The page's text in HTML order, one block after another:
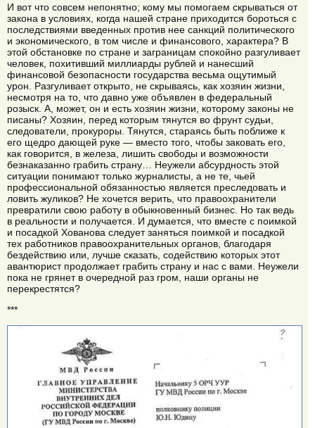
И вот что совсем непонятно; кому мы помогаем скрываться от
закона в условиях, когда нашей стране приходится бороться с
последствиями введенных против нее санкций политического
и экономического, в том числе и финансового, характера? В
этой обстановке по стране и заграницам спокойно разгуливает
человек, похитивший миллиарды рублей и нанесший
финансовой безопасности государства весьма ощутимый
урон. Разгуливает открыто, не скрываясь, как хозяин жизни,
несмотря на то, что давно уже объявлен в федеральный
розыск. А, может, он и есть хозяин жизни, которому законы не
писаны? Хозяин, перед которым тянутся во фрунт судьи,
следователи, прокуроры. Тянутся, стараясь быть поближе к
его щедро дающей руке — вместо того, чтобы заковать его,
как говорится, в железа, лишить свободы и возможности
безнаказанно грабить страну… Неужели абсурдность этой
ситуации понимают только журналисты, а не те, чьей
профессиональной обязанностью является преследовать и
ловить жуликов? Не хочется верить, что правоохранители
превратили свою работу в обыкновенный бизнес. Но так ведь
в реальности и получается. И думается, что вместе с поимкой
и посадкой Хованова следует заняться поимкой и посадкой
тех работников правоохранительных органов, благодаря
бездействию или, лучше сказать, содействию которых этот
авантюрист продолжает грабить страну и нас с вами. Неужели
пока не грянет в очередной раз гром, наши органы не
перекрестятся?
***